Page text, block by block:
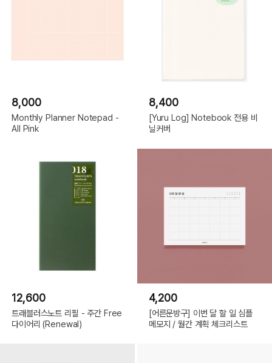
8,000
Monthly Planner Notepad -
All Pink
8,400
[Yuru Log] Notebook 전용 비
닐커버
12,600
트래블러스노트 리필 - 주간 Free
다이어리 (Renewal)
4,200
[어른문방구] 이번 달 할 일 심플
메모지 / 월간 계획 체크리스트